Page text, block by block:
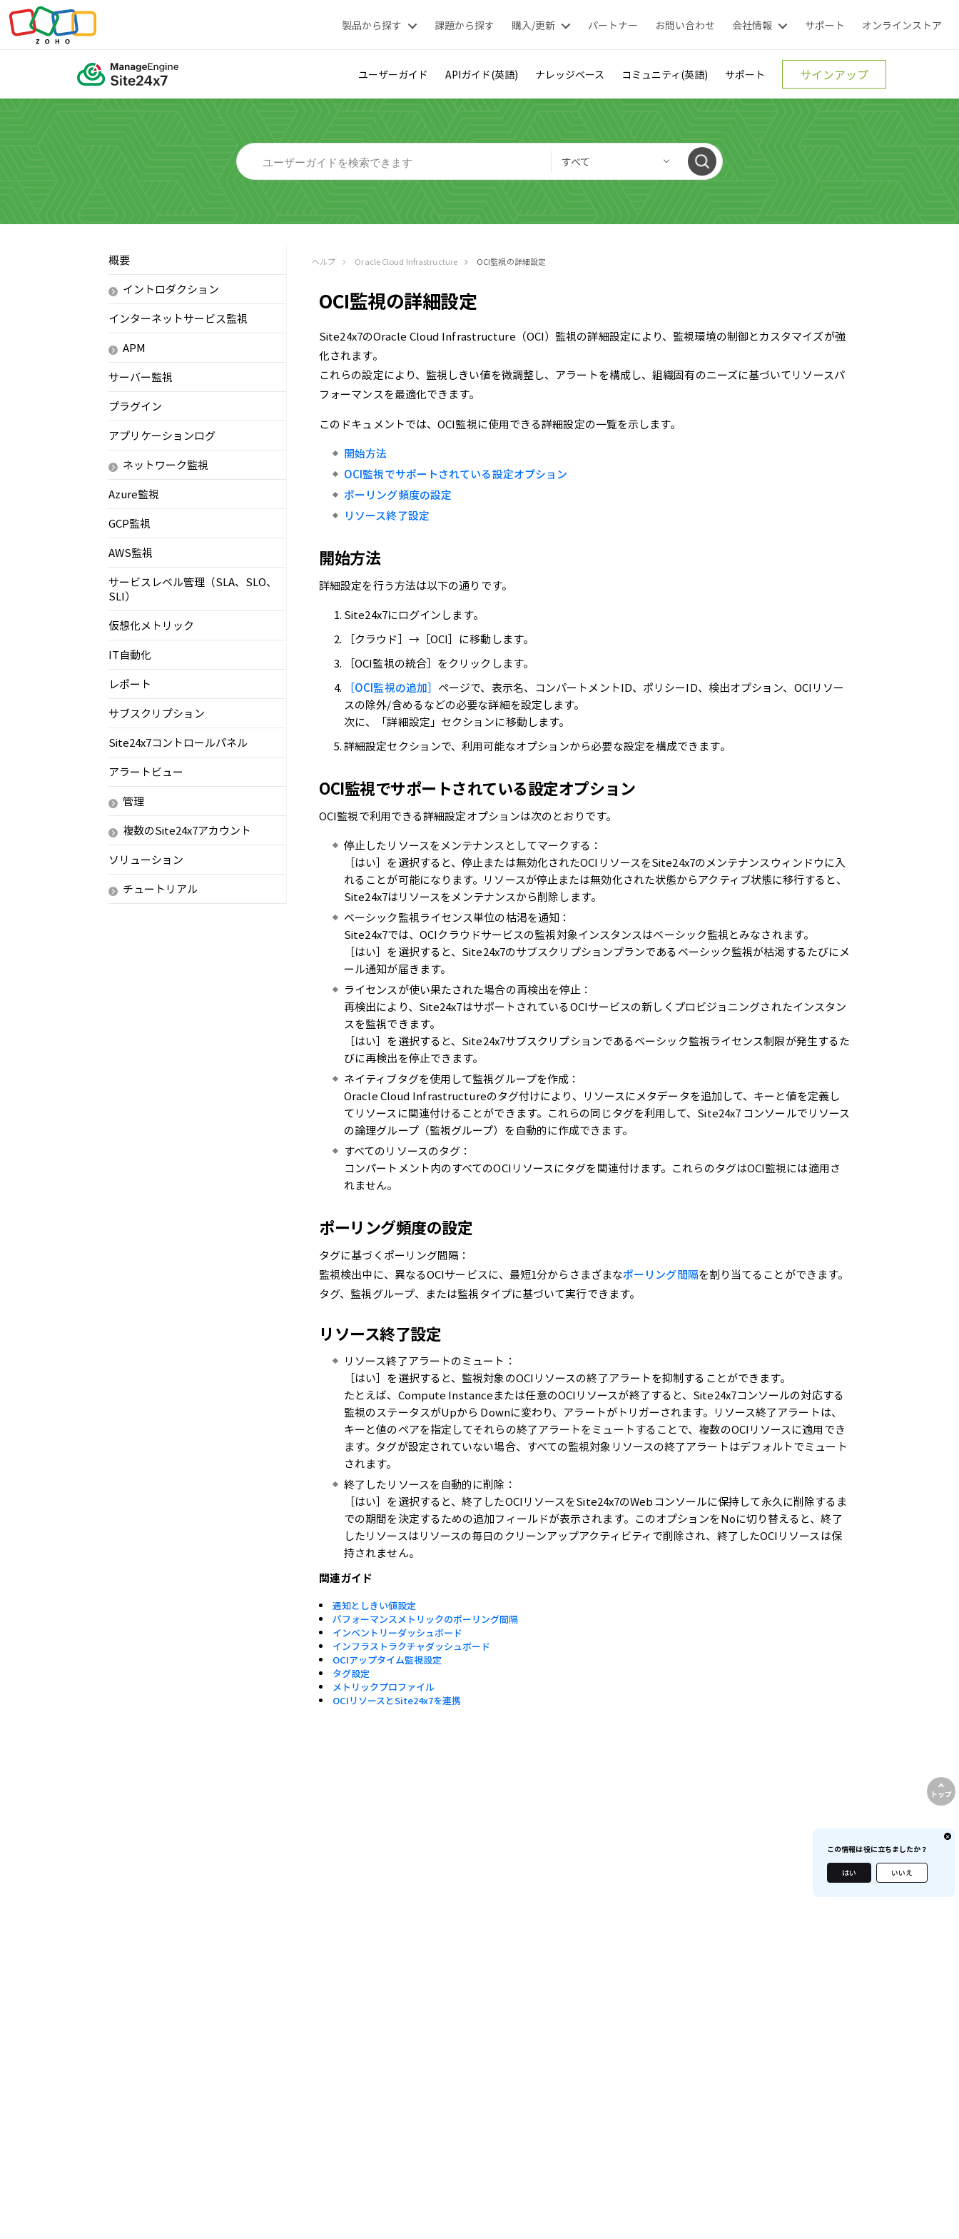
製品から探す 課題から探す 購入/更新 パートナー お問い合わせ 会社情報 サポート オンラインストア
ユーザーガイド APIガイド(英語) ナレッジベース コミュニティ(英語) サポート サインアップ
すべて
概要
イントロダクション
インターネットサービス監視
APM
サーバー監視
プラグイン
アプリケーションログ
ネットワーク監視
Azure監視
GCP監視
AWS監視
サービスレベル管理（SLA、SLO、
SLI）
仮想化メトリック
IT自動化
レポート
サブスクリプション
Site24x7コントロールパネル
アラートビュー
管理
複数のSite24x7アカウント
ソリューション
チュートリアル
ヘルプ Oracle Cloud Infrastructure OCI監視の詳細設定
OCI監視の詳細設定
Site24x7のOracle Cloud Infrastructure（OCI）監視の詳細設定により、監視環境の制御とカスタマイズが強
化されます。
これらの設定により、監視しきい値を微調整し、アラートを構成し、組織固有のニーズに基づいてリソースパ
フォーマンスを最適化できます。
このドキュメントでは、OCI監視に使用できる詳細設定の一覧を示します。
開始方法
OCI監視でサポートされている設定オプション
ポーリング頻度の設定
リソース終了設定
開始方法
詳細設定を行う方法は以下の通りです。
Site24x7にログインします。
［クラウド］→［OCI］に移動します。
［OCI監視の統合］をクリックします。
［OCI監視の追加］ ページで、表示名、コンパートメントID、ポリシーID、検出オプション、OCIリソー
スの除外/含めるなどの必要な詳細を設定します。
次に、「詳細設定」セクションに移動します。
詳細設定セクションで、利用可能なオプションから必要な設定を構成できます。
OCI監視でサポートされている設定オプション
OCI監視で利用できる詳細設定オプションは次のとおりです。
停止したリソースをメンテナンスとしてマークする：
［はい］を選択すると、停止または無効化されたOCIリソースをSite24x7のメンテナンスウィンドウに入
れることが可能になります。リソースが停止または無効化された状態からアクティブ状態に移行すると、
Site24x7はリソースをメンテナンスから削除します。
ベーシック監視ライセンス単位の枯渇を通知：
Site24x7では、OCIクラウドサービスの監視対象インスタンスはベーシック監視とみなされます。
［はい］を選択すると、Site24x7のサブスクリプションプランであるベーシック監視が枯渇するたびにメ
ール通知が届きます。
ライセンスが使い果たされた場合の再検出を停止：
再検出により、Site24x7はサポートされているOCIサービスの新しくプロビジョニングされたインスタン
スを監視できます。
［はい］を選択すると、Site24x7サブスクリプションであるベーシック監視ライセンス制限が発生するた
びに再検出を停止できます。
ネイティブタグを使用して監視グループを作成：
Oracle Cloud Infrastructureのタグ付けにより、リソースにメタデータを追加して、キーと値を定義し
てリソースに関連付けることができます。これらの同じタグを利用して、Site24x7 コンソールでリソース
の論理グループ（監視グループ）を自動的に作成できます。
すべてのリソースのタグ：
コンパートメント内のすべてのOCIリソースにタグを関連付けます。これらのタグはOCI監視には適用さ
れません。
ポーリング頻度の設定
タグに基づくポーリング間隔：
監視検出中に、異なるOCIサービスに、最短1分からさまざまなポーリング間隔を割り当てることができます。
タグ、監視グループ、または監視タイプに基づいて実行できます。
リソース終了設定
リソース終了アラートのミュート：
［はい］を選択すると、監視対象のOCIリソースの終了アラートを抑制することができます。
たとえば、Compute Instanceまたは任意のOCIリソースが終了すると、Site24x7コンソールの対応する
監視のステータスがUpから Downに変わり、アラートがトリガーされます。リソース終了アラートは、
キーと値のペアを指定してそれらの終了アラートをミュートすることで、複数のOCIリソースに適用でき
ます。タグが設定されていない場合、すべての監視対象リソースの終了アラートはデフォルトでミュート
されます。
終了したリソースを自動的に削除：
［はい］を選択すると、終了したOCIリソースをSite24x7のWebコンソールに保持して永久に削除するま
での期間を決定するための追加フィールドが表示されます。このオプションをNoに切り替えると、終了
したリソースはリソースの毎日のクリーンアップアクティビティで削除され、終了したOCIリソースは保
持されません。
関連ガイド
通知としきい値設定
パフォーマンスメトリックのポーリング間隔
インベントリーダッシュボード
インフラストラクチャダッシュボード
OCIアップタイム監視設定
タグ設定
メトリックプロファイル
OCIリソースとSite24x7を連携
この情報は役に立ちましたか？
はい いいえ
トップ